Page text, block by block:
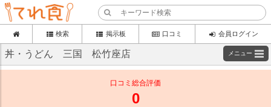
検索 掲示板 口コミ 会員ログイン
丼・うどん 三国 松竹座店 メニュー
口コミ総合評価
0